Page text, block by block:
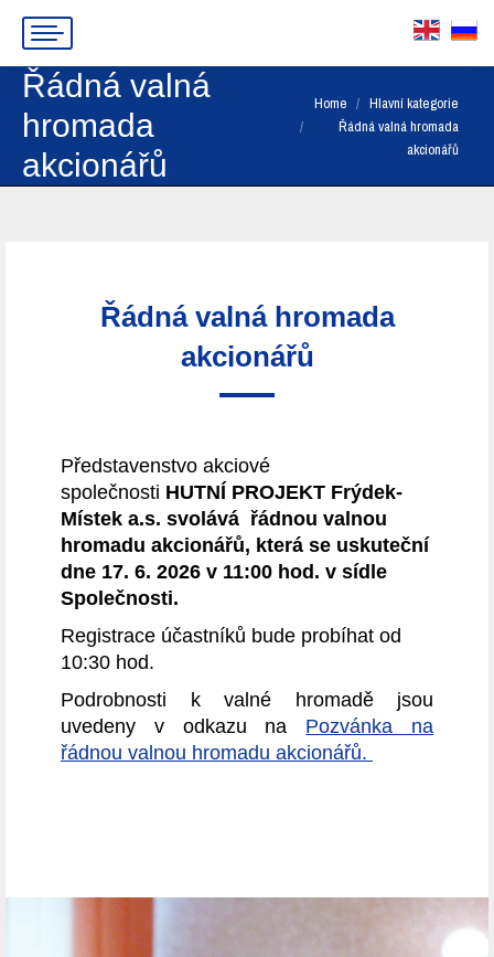
Řádná valná
hromada
akcionářů
You are here:
Home
Hlavní kategorie
Řádná valná hromada
akcionářů
Řádná valná hromada
akcionářů
Představenstvo akciové
společnosti HUTNÍ PROJEKT Frýdek-
Místek a.s. svolává řádnou valnou
hromadu akcionářů, která se uskuteční
dne 17. 6. 2026 v 11:00 hod. v sídle
Společnosti.
Registrace účastníků bude probíhat od
10:30 hod.
Podrobnosti k valné hromadě jsou
uvedeny v odkazu na Pozvánka na
řádnou valnou hromadu akcionářů.